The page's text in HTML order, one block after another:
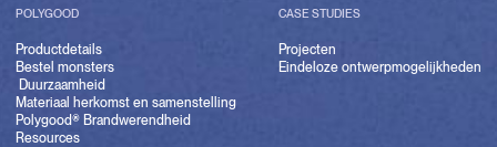
POLYGOOD
Productdetails
Bestel monsters
Duurzaamheid
Materiaal herkomst en samenstelling
Polygood® Brandwerendheid
Resources
CASE STUDIES
Projecten
Eindeloze ontwerpmogelijkheden